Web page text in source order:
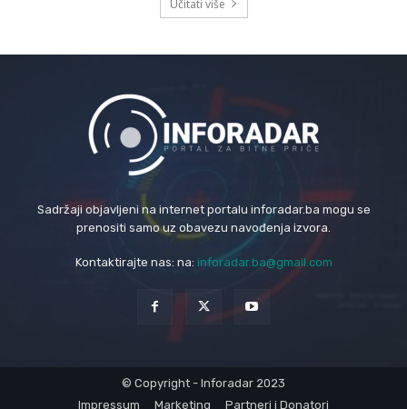
Učitati više
Sadržaji objavljeni na internet portalu inforadar.ba mogu se
prenositi samo uz obavezu navođenja izvora.
Kontaktirajte nas: na: inforadar.ba@gmail.com
© Copyright - Inforadar 2023
Impressum
Marketing Partneri i Donatori